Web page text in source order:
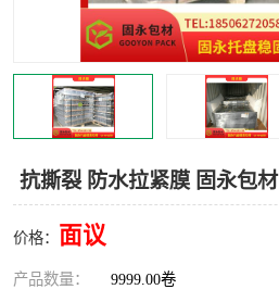
抗撕裂 防水拉紧膜 固永包材
价格： 面议
产品数量： 9999.00卷